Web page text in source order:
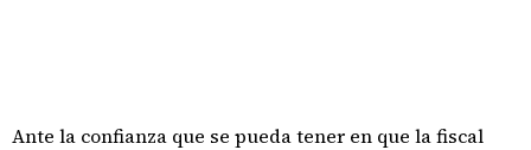
Ante la confianza que se pueda tener en que la fiscal